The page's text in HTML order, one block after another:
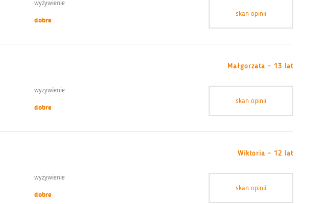
wyżywienie
dobre
skan opinii
Małgorzata - 13 lat
wyżywienie
dobre
skan opinii
Wiktoria - 12 lat
wyżywienie
dobre
skan opinii